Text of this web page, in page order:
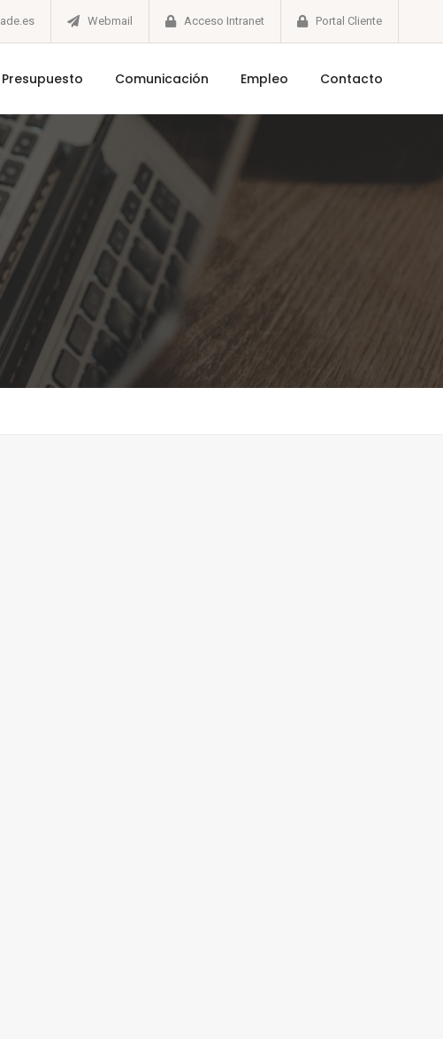
Webmail Acceso Intranet Portal Cliente
Comunicación Empleo Contacto